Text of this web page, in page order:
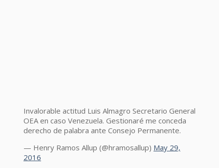
Invalorable actitud Luis Almagro Secretario General
OEA en caso Venezuela. Gestionaré me conceda
derecho de palabra ante Consejo Permanente.
— Henry Ramos Allup (@hramosallup) May 29,
2016